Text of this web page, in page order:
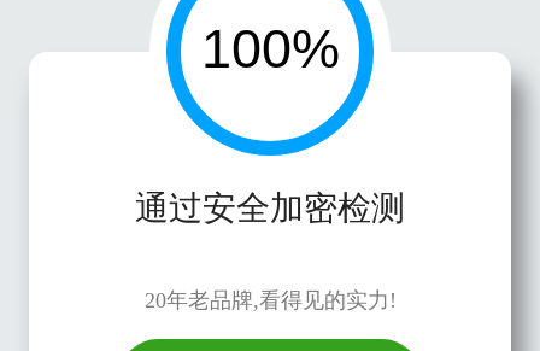
通过安全加密检测
20年老品牌,看得见的实力!